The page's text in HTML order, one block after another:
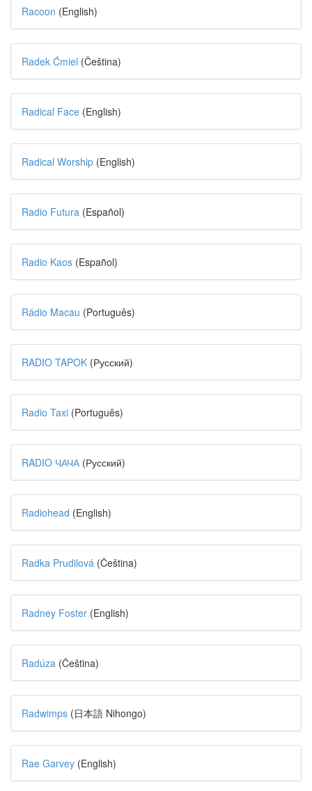
Racoon (English)
Radek Ćmiel (Čeština)
Radical Face (English)
Radical Worship (English)
Radio Futura (Español)
Radio Kaos (Español)
Rádio Macau (Português)
RADIO TAPOK (Русский)
Radio Taxi (Português)
RADIO ЧАЧА(Русский)
Radiohead (English)
Radka Prudilová (Čeština)
Radney Foster (English)
Radúza (Čeština)
Radwimps (日本語 Nihongo)
Rae Garvey (English)